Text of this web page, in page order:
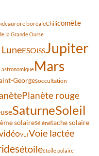
aurore boréaleChilicomète
la Grande Ourse
ESOISSJupiter
astronomiqueMars
Georgesoccultation
Planète rouge
SaturneSoleil
solaireSélénétache solaire
VLTVoie lactée
étoileétoile polaire